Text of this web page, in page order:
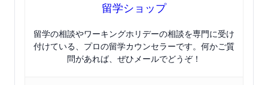
留学ショップ
留学の相談やワーキングホリデーの相談を専門に受け
付けている、プロの留学カウンセラーです。何かご質
問があれば、ぜひメールでどうぞ！